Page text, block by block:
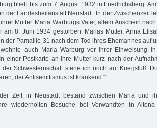
blieb bis zum 7. August 1932 in Friedrichsberg.
der Landesheilanstalt Neustadt. In der Zwischenzeit
Mutter. Maria Warburgs Vater, allem Anschein
am 8. Juni 1934 gestorben. Marias Mutter, Anna
der Pamaille 31 nach dem Tod ihres Ehemannes auf
auch Maria Warburg vor ihrer Einweisung
einer Postkarte an ihre Mutter kurz nach der
der Schwesternschaft stehe ich noch auf Kriegsfuß.
der Antisemitismus ist kränkend."
Zeit in Neustadt bestand zwischen Maria und
wiederholten Besuche bei Verwandten in